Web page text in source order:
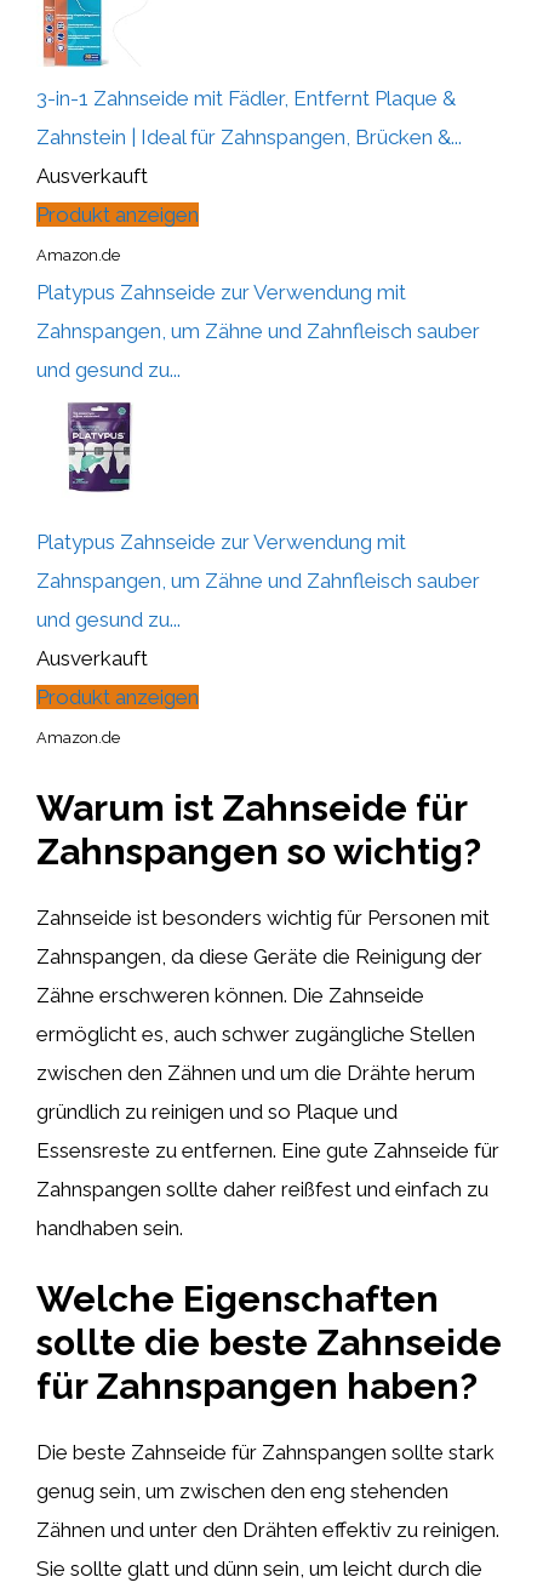
3-in-1 Zahnseide mit Fädler, Entfernt Plaque &
Zahnstein | Ideal für Zahnspangen, Brücken &...
Ausverkauft
Produkt anzeigen
Amazon.de
Platypus Zahnseide zur Verwendung mit
Zahnspangen, um Zähne und Zahnfleisch sauber
und gesund zu...
Platypus Zahnseide zur Verwendung mit
Zahnspangen, um Zähne und Zahnfleisch sauber
und gesund zu...
Ausverkauft
Produkt anzeigen
Amazon.de
Warum ist Zahnseide für
Zahnspangen so wichtig?
Zahnseide ist besonders wichtig für Personen mit
Zahnspangen, da diese Geräte die Reinigung der
Zähne erschweren können. Die Zahnseide
ermöglicht es, auch schwer zugängliche Stellen
zwischen den Zähnen und um die Drähte herum
gründlich zu reinigen und so Plaque und
Essensreste zu entfernen. Eine gute Zahnseide für
Zahnspangen sollte daher reißfest und einfach zu
handhaben sein.
Welche Eigenschaften
sollte die beste Zahnseide
für Zahnspangen haben?
Die beste Zahnseide für Zahnspangen sollte stark
genug sein, um zwischen den eng stehenden
Zähnen und unter den Drähten effektiv zu reinigen.
Sie sollte glatt und dünn sein, um leicht durch die